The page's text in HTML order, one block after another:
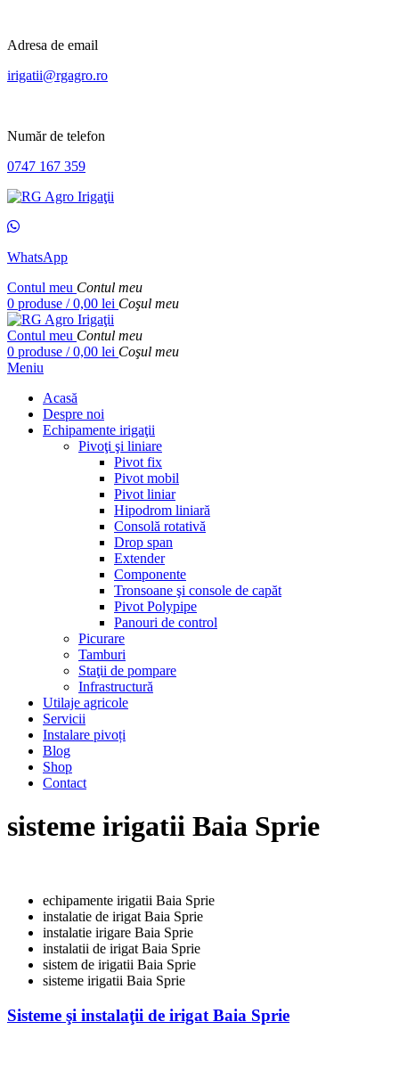
Adresa de email
irigatii@rgagro.ro
Număr de telefon
0747 167 359
WhatsApp
Contul meu Contul meu
0 produse / 0,00 lei Coşul meu
Contul meu Contul meu
0 produse / 0,00 lei Coşul meu
Meniu
Acasă
Despre noi
Echipamente irigaţii
Pivoţi şi liniare
Pivot fix
Pivot mobil
Pivot liniar
Hipodrom liniară
Consolă rotativă
Drop span
Extender
Componente
Tronsoane şi console de capăt
Pivot Polypipe
Panouri de control
Picurare
Tamburi
Staţii de pompare
Infrastructură
Utilaje agricole
Servicii
Instalare pivoți
Blog
Shop
Contact
sisteme irigatii Baia Sprie
echipamente irigatii Baia Sprie
instalatie de irigat Baia Sprie
instalatie irigare Baia Sprie
instalatii de irigat Baia Sprie
sistem de irigatii Baia Sprie
sisteme irigatii Baia Sprie
Sisteme şi instalaţii de irigat Baia Sprie